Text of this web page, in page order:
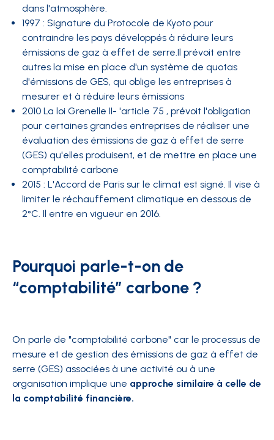
dans l'atmosphère.
1997 : Signature du Protocole de Kyoto pour
contraindre les pays développés à réduire leurs
émissions de gaz à effet de serre.Il prévoit entre
autres la mise en place d'un système de quotas
d'émissions de GES, qui oblige les entreprises à
mesurer et à réduire leurs émissions
2010 La loi Grenelle II- 'article 75 , prévoit l'obligation
pour certaines grandes entreprises de réaliser une
évaluation des émissions de gaz à effet de serre
(GES) qu'elles produisent, et de mettre en place une
comptabilité carbone
2015 : L'Accord de Paris sur le climat est signé. Il vise à
limiter le réchauffement climatique en dessous de
2°C. Il entre en vigueur en 2016.
Pourquoi parle-t-on de
“comptabilité” carbone ?
On parle de "comptabilité carbone" car le processus de
mesure et de gestion des émissions de gaz à effet de
serre (GES) associées à une activité ou à une
organisation implique une approche similaire à celle de
la comptabilité financière.